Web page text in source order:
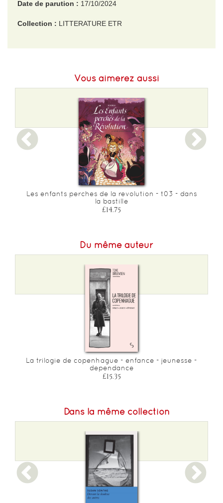
Date de parution : 17/10/2024
Collection : LITTERATURE ETR
Vous aimerez aussi
Les enfants perches de la revolution - t03 - dans
la bastille
£14.75
Du même auteur
La trilogie de copenhague - enfance - jeunesse -
dependance
£15.35
Dans la même collection